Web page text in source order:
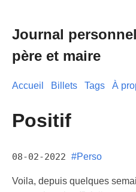
Journal
père et maire
Accueil Billets Tags À
Positif
08-02-2022 #Perso
Voila, depuis quelques